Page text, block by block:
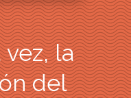
la
del